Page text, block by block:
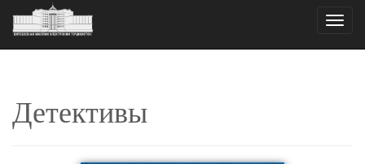
Toggle
Детективы